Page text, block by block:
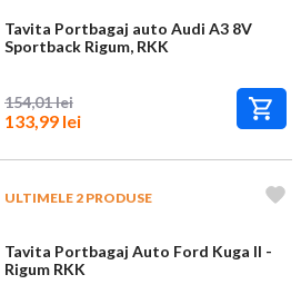
Tavita Portbagaj auto Audi A3 8V
Sportback Rigum, RKK
154,01 lei
133,99 lei
ULTIMELE 2 PRODUSE
Tavita Portbagaj Auto Ford Kuga II -
Rigum RKK